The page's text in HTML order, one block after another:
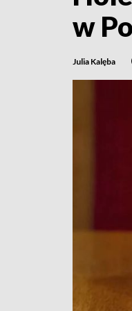
w
Julia Kalęba